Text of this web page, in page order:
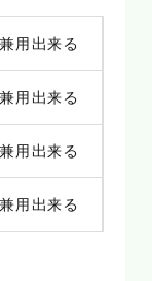
兼用出来る
兼用出来る
兼用出来る
兼用出来る